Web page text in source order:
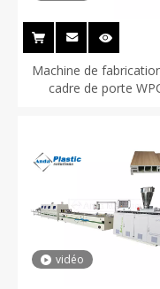
Machine de
cadre de porte
vidéo